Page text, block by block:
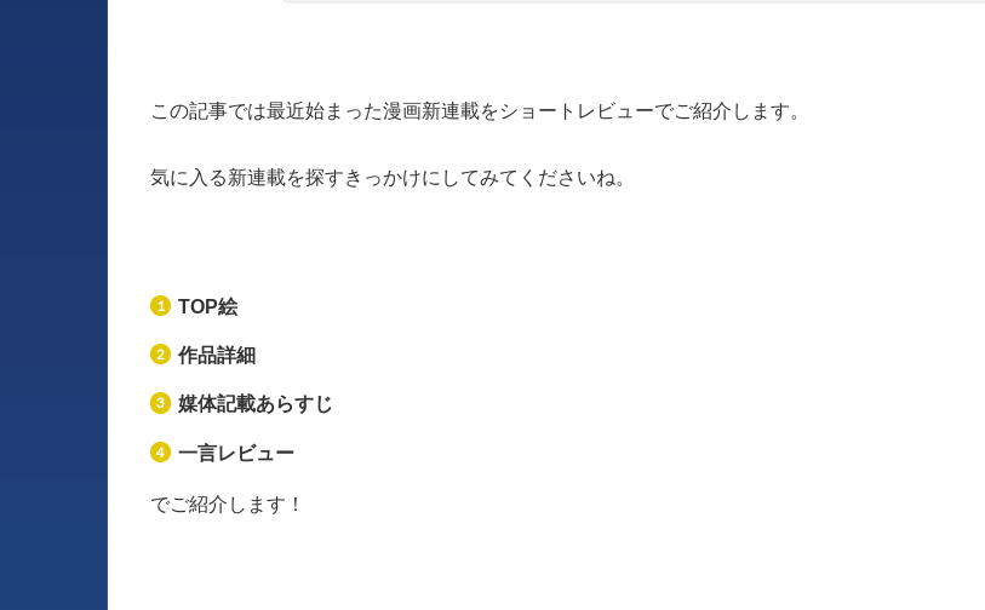
この記事では最近始まった漫画新連載をショートレビューでご紹介します。
気に入る新連載を探すきっかけにしてみてくださいね。
TOP絵
作品詳細
媒体記載あらすじ
一言レビュー
でご紹介します！